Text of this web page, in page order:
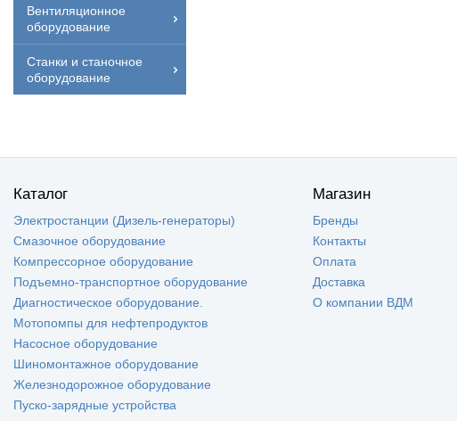
Вентиляционное
оборудование
Станки и станочное
оборудование
Каталог
Электростанции (Дизель-генераторы)
Смазочное оборудование
Компрессорное оборудование
Подъемно-транспортное оборудование
Диагностическое оборудование.
Мотопомпы для нефтепродуктов
Насосное оборудование
Шиномонтажное оборудование
Железнодорожное оборудование
Пуско-зарядные устройства
Магазин
Бренды
Контакты
Оплата
Доставка
О компании ВДМ